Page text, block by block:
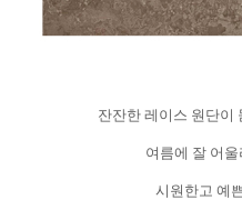
잔잔한 레이스 원단이
여름에 잘 어
시원한고 예